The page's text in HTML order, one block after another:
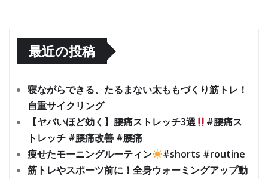
最近の投稿
寝ながらできる、たるまない太ももづくり筋トレ！
自重サイクリング
【ヤバいほど効く】腰痛ストレッチ3選
#腰痛ス
トレッチ #腰痛改善 #腰痛
痩せたモーニングルーティン
#shorts #routine
筋トレやスポーツ前に！全身ウォーミングアップ動